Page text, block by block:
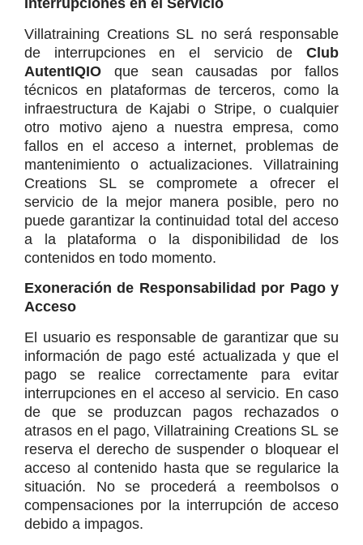
Villatraining Creations SL no será responsable
de interrupciones en el servicio de Club
AutentIQIO que sean causadas por fallos
técnicos en plataformas de terceros, como la
infraestructura de Kajabi o Stripe, o cualquier
otro motivo ajeno a nuestra empresa, como
fallos en el acceso a internet, problemas de
mantenimiento o actualizaciones. Villatraining
Creations SL se compromete a ofrecer el
servicio de la mejor manera posible, pero no
puede garantizar la continuidad total del acceso
a la plataforma o la disponibilidad de los
contenidos en todo momento.
Exoneración de Responsabilidad por Pago y
Acceso
El usuario es responsable de garantizar que su
información de pago esté actualizada y que el
pago se realice correctamente para evitar
interrupciones en el acceso al servicio. En caso
de que se produzcan pagos rechazados o
atrasos en el pago, Villatraining Creations SL se
reserva el derecho de suspender o bloquear el
acceso al contenido hasta que se regularice la
situación. No se procederá a reembolsos o
compensaciones por la interrupción de acceso
debido a impagos.